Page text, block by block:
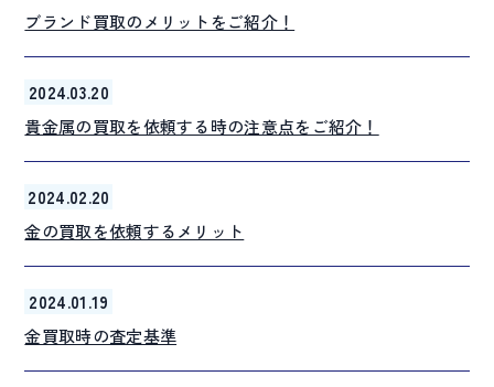
ブランド買取のメリットをご紹介！
2024.03.20
貴金属の買取を依頼する時の注意点をご紹介！
2024.02.20
金の買取を依頼するメリット
2024.01.19
金買取時の査定基準